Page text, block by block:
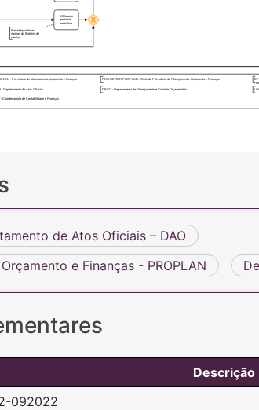
8.Elaborar
portaria/
normativa
Em adequação as
normas do Boletim de
serviço
- Departamento de Atos Oficiais
- Coordenadoria de Contabilidade e Finanças
- Pró-reitoria de planejamento, orçamento e finanças PRÓ-REITOR PROPLAN- Chefe da Pró-reitoria de Planejamento, Orçamento e Finanças
DPCO - Departamento de Planejamento e Controle Orçamentário
-
de Atos Oficiais – DAO
e Finanças - PROPLAN
Descrição
092022